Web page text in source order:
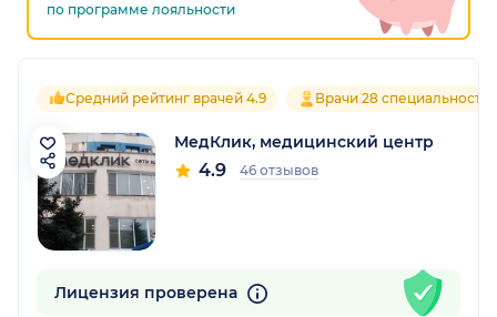
по программе лояльности
Средний рейтинг врачей 4.9 Врачи 28
МедКлик, медицинский центр
4.9 46 отзывов
Лицензия проверена